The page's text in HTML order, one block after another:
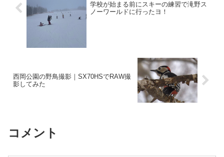
学校が始まる前にスキーの練習で滝野ス
ノーワールドに行ったヨ！
西岡公園の野鳥撮影｜SX70HSでRAW撮
影してみた
コメント